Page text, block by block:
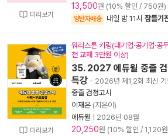
미리보기
13,500원 (10% 할인 / 750원)
양탄자배송 내일 밤 11시 잠들기
미리보기
워리스톤 키링(대기업·공기업·공
천 교재 3만원 이상)
35. 2027 에듀윌 중졸
특강 - 2026년 제1,2회 최신 기
중졸 검정고시
이재은 (지은이)
에듀윌
2026년 08월
20,250원 (10% 할인 / 1,120